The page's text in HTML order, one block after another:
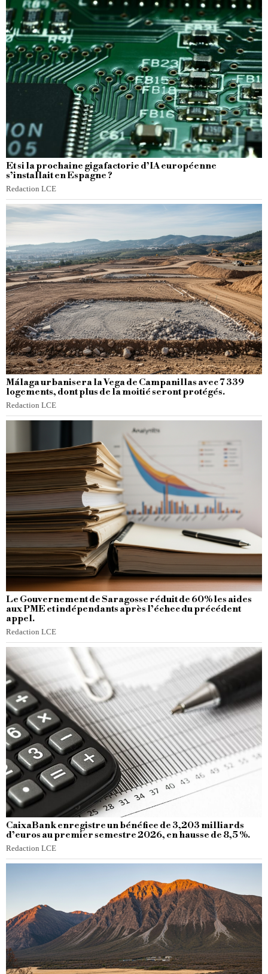
Et si la prochaine gigafactorie d’IA européenne
s’installait en Espagne ?
Redaction LCE
Málaga urbanisera la Vega de Campanillas avec 7 339
logements, dont plus de la moitié seront protégés.
Redaction LCE
Le Gouvernement de Saragosse réduit de 60% les aides
aux PME et indépendants après l’échec du précédent
appel.
Redaction LCE
CaixaBank enregistre un bénéfice de 3,203 milliards
d’euros au premier semestre 2026, en hausse de 8,5 %.
Redaction LCE